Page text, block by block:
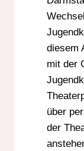
diesem
mit der
über
der